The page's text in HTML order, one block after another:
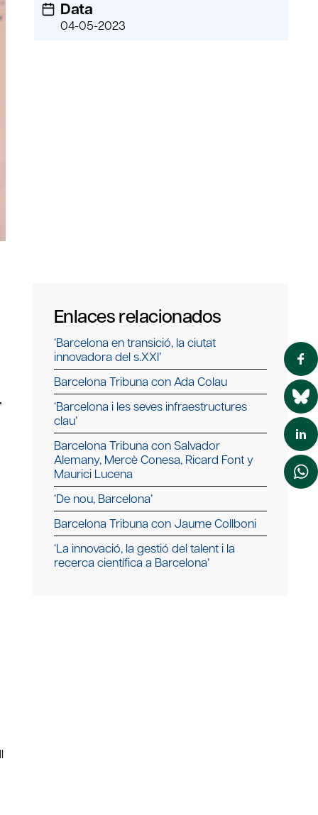
Data
04-05-2023
Enlaces relacionados
‘Barcelona en transició, la ciutat
innovadora del s.XXI’
Barcelona Tribuna con Ada Colau
‘Barcelona i les seves infraestructures
clau’
Barcelona Tribuna con Salvador
Alemany, Mercè Conesa, Ricard Font y
Maurici Lucena
‘De nou, Barcelona’
Barcelona Tribuna con Jaume Collboni
‘La innovació, la gestió del talent i la
recerca científica a Barcelona’